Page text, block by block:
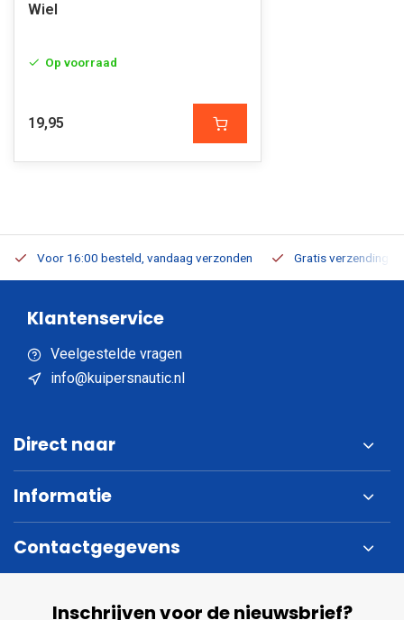
Wiel
Op voorraad
19,95
Voor 16:00 besteld, vandaag verzonden Gratis verzending
Klantenservice
Veelgestelde vragen
info@kuipersnautic.nl
Direct naar
Informatie
Contactgegevens
Inschrijven voor de nieuwsbrief?